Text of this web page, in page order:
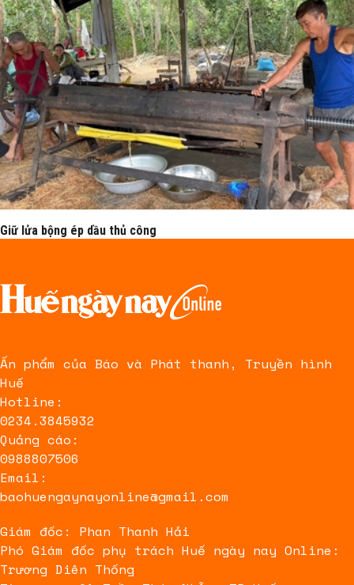
Giữ lửa bộng ép dầu thủ công
Ấn phẩm của Báo và Phát thanh, Truyền hình
Huế
Hotline:
0234.3845932
Quảng cáo:
0988807506
Email:
baohuengaynayonline@gmail.com
Giám đốc: Phan Thanh Hải
Phó Giám đốc phụ trách Huế ngày nay Online:
Trương Diên Thống